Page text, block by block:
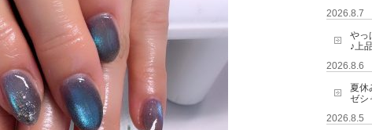
2026.8.7
やっ
♪上
2026.8.6
夏休
ゼシ
2026.8.5